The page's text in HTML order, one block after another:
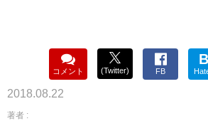
コメント (Twitter) FB
2018.08.22
著者 :